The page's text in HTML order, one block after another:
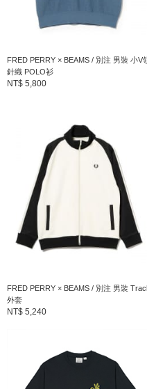
FRED PERRY × BEAMS / 別注 男裝 小V
針織 POLO衫
NT$ 5,800
FRED PERRY × BEAMS / 別注 男裝
外套
NT$ 5,240